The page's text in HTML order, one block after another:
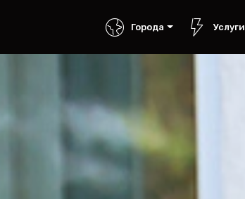
Города Услуги